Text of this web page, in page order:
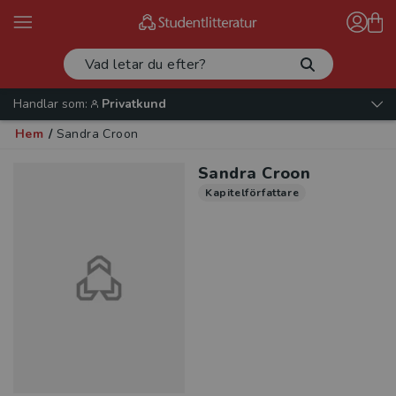
Handlar som:
Privatkund
Hem / Sandra Croon
Sandra Croon
Kapitelförfattare